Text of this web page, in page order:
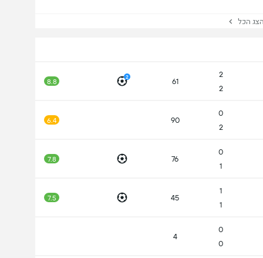
הכל
2
2
61
2
8.8
0
2
90
6.4
0
1
76
7.8
1
1
45
7.5
0
0
4